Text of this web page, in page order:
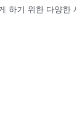
하기 위한 다양한